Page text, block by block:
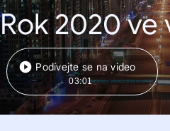
Rok 2020 ve
Podívejte se na video
03:01